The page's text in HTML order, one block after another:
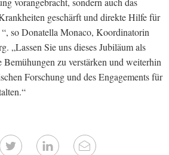
geschärft und direkte Hilfe für
so Donatella Monaco, Koordinatorin
„Lassen Sie uns dieses Jubiläum als
Bemühungen zu verstärken und weiterhin
Forschung und des Engagements für